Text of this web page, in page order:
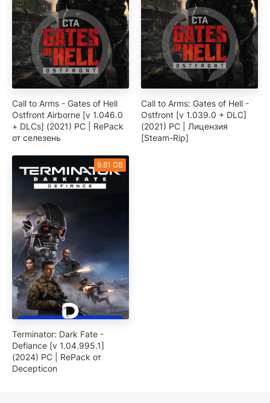
Call to Arms - Gates of Hell
Ostfront Airborne [v 1.046.0
+ DLCs] (2021) PC | RePack
от селезень
Call to Arms: Gates of Hell -
Ostfront [v 1.039.0 + DLC]
(2021) PC | Лицензия
[Steam-Rip]
9.81 GB
Terminator: Dark Fate -
Defiance [v 1.04.995.1]
(2024) PC | RePack от
Decepticon